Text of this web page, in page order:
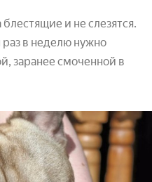
и не слезятся.
в неделю нужно
заранее смоченной в